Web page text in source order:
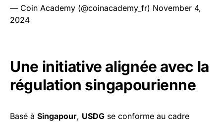
— Coin Academy (@coinacademy_fr) November 4,
2024
Une initiative alignée avec la
régulation singapourienne
Basé à Singapour, USDG se conforme au cadre